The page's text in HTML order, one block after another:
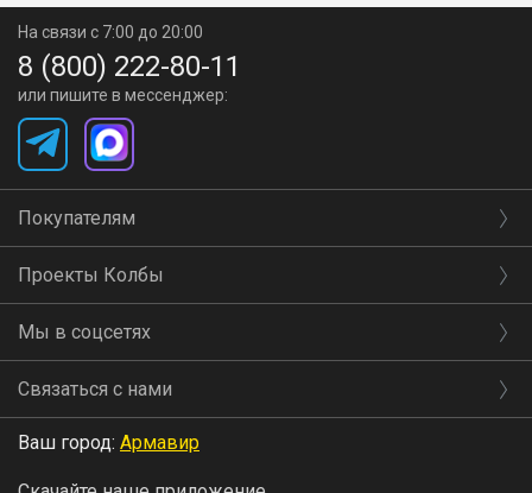
На связи с 7:00 до 20:00
8 (800) 222-80-11
или пишите в мессенджер:
Покупателям
Проекты Колбы
Мы в соцсетях
Связаться с нами
Ваш город: Армавир